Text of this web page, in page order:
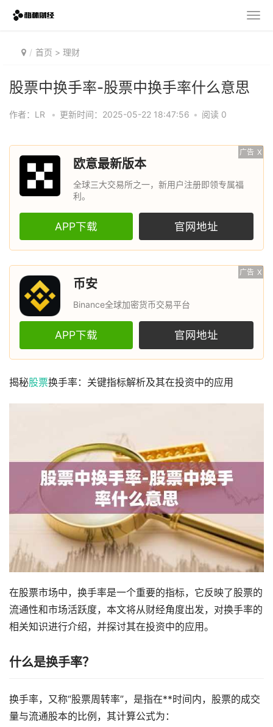
首页 > 理财
股票中换手率-股票中换手率什么意思
作者：LR • 更新时间：2025-05-22 18:47:56 • 阅读 0
广告 X
欧意最新版本
全球三大交易所之一，新用户注册即领专属福
利。
APP下载 官网地址
广告 X
币安
Binance全球加密货币交易平台
APP下载 官网地址
揭秘股票换手率：关键指标解析及其在投资中的应用
在股票市场中，换手率是一个重要的指标，它反映了股票的
流通性和市场活跃度，本文将从财经角度出发，对换手率的
相关知识进行介绍，并探讨其在投资中的应用。
什么是换手率？
换手率，又称“股票周转率”，是指在**时间内，股票的成交
量与流通股本的比例，其计算公式为：